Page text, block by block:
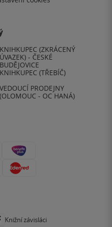
KNIHKUPEC (ZKRÁCENÝ
ÚVAZEK) - ČESKÉ
BUDĚJOVICE
KNIHKUPEC (TŘEBÍČ)
VEDOUCÍ PRODEJNY
(OLOMOUC - OC HANÁ)
Knižní závisláci